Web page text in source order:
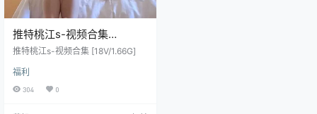
推特桃江s-视频合集
[18V/1.66G]
推特桃江s-视频合集 [18V/1.66G]
福利
304 0